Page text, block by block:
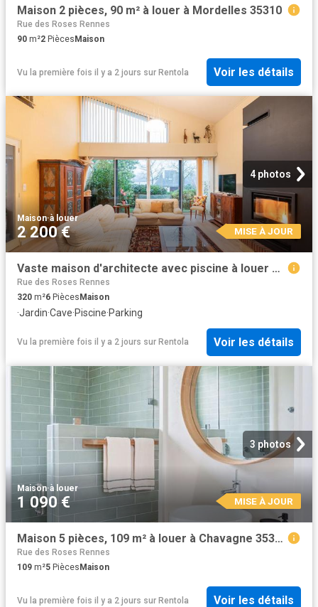
Maison 2 pièces, 90 m² à louer à Mordelles 35310
Rue des Roses Rennes
90 m²2 PiècesMaison
Vu la première fois il y a 2 jours sur Rentola Voir les détails
4 photos
Maison·à louer
2 200 € MISE À JOUR
Vaste maison d'architecte avec piscine à louer meublée le RHEU
Rue des Roses Rennes
320 m²6 Pièces Maison
·Jardin·Cave·Piscine·Parking
Vu la première fois il y a 2 jours sur Rentola Voir les détails
3 photos
Maison·à louer
1 090 € MISE À JOUR
Maison 5 pièces, 109 m² à louer à Chavagne 35310
Rue des Roses Rennes
109 m²5 PiècesMaison
Vu la première fois il y a 2 jours sur Rentola Voir les détails